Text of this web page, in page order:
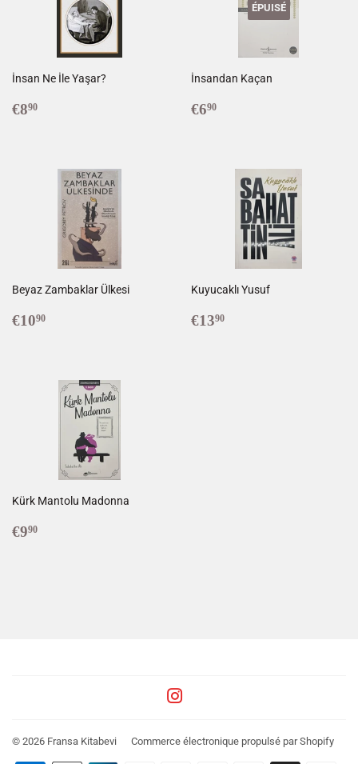
İnsan Ne İle Yaşar?
Prix
€890
ÉPUISÉ
İnsandan Kaçan
Prix
€690
Beyaz Zambaklar Ülkesi
Prix
€1090
Kuyucaklı Yusuf
Prix
€1390
Kürk Mantolu Madonna
Prix
€990
© 2026 Fransa Kitabevi Commerce électronique propulsé par Shopify